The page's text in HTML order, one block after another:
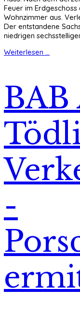
Feuer im
Wohnzimmer aus.
Der entstandene
niedrigen
Weiterlesen ...
BAB
-